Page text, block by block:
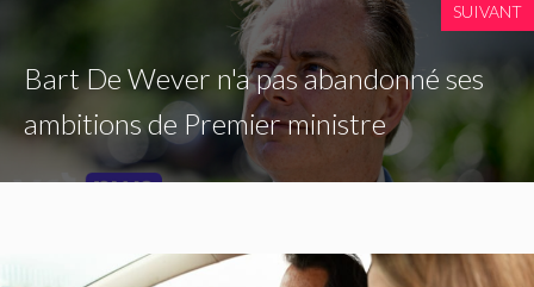
SUIVANT
Bart De Wever n'a pas abandonné ses
ambitions de Premier ministre